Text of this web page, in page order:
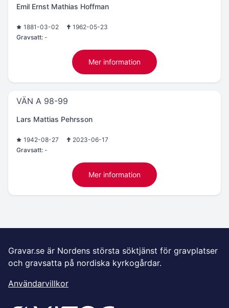
Emil Ernst Mathias Hoffman
1881-03-02
1962-05-23
Gravsatt: -
Mer information
VÄN A 98-99
Lars Mattias Pehrsson
1942-08-27
2023-06-17
Gravsatt: -
Mer information
Gravar.se är Nordens största söktjänst för gravplatser
och gravsatta på nordiska kyrkogårdar.
Användarvillkor